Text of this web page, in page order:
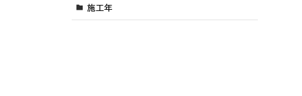
施工年